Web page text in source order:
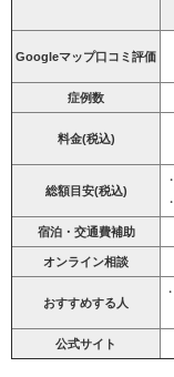
Googleマップ口コミ評価
症例数
料金(税込)
総額目安(税込)
宿泊・交通費補助
オンライン相談
おすすめする人
公式サイト